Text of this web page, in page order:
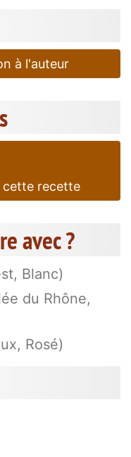
à l'auteur
cette recette
avec ?
Blanc)
du Rhône,
Rosé)